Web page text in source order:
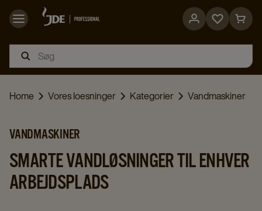
Go
page
Go
page
Home Vores loesninger Kategorier Vandmaskiner
VANDMASKINER
SMARTE VANDLØSNINGER TIL ENHVER
ARBEJDSPLADS